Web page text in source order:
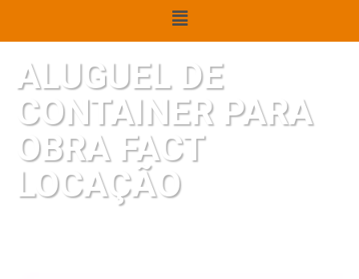
ALUGUEL DE
CONTAINER PARA
OBRA FACT
LOCAÇÃO